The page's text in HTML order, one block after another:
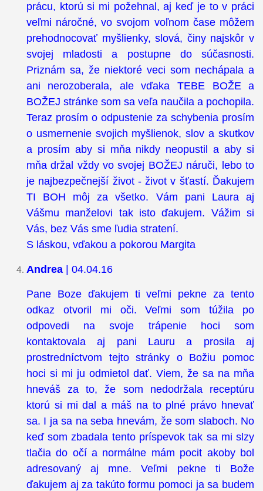
prácu, ktorú si mi požehnal, aj keď je to v práci
veľmi náročné, vo svojom voľnom čase môžem
prehodnocovať myšlienky, slová, činy najskôr v
svojej mladosti a postupne do súčasnosti.
Priznám sa, že niektoré veci som nechápala a
ani nerozoberala, ale vďaka TEBE BOŽE a
BOŽEJ stránke som sa veľa naučila a pochopila.
Teraz prosím o odpustenie za schybenia prosím
o usmernenie svojich myšlienok, slov a skutkov
a prosím aby si mňa nikdy neopustil a aby si
mňa držal vždy vo svojej BOŽEJ náruči, lebo to
je najbezpečnejší život - život v šťastí. Ďakujem
TI BOH môj za všetko. Vám pani Laura aj
Vášmu manželovi tak isto ďakujem. Vážim si
Vás, bez Vás sme ľudia stratení.
S láskou, vďakou a pokorou Margita
Andrea| 04.04.16
Pane Boze ďakujem ti veľmi pekne za tento
odkaz otvoril mi oči. Veľmi som túžila po
odpovedi na svoje trápenie hoci som
kontaktovala aj pani Lauru a prosila aj
prostredníctvom tejto stránky o Božiu pomoc
hoci si mi ju odmietol dať. Viem, že sa na mňa
hneváš za to, že som nedodržala receptúru
ktorú si mi dal a máš na to plné právo hnevať
sa. I ja sa na seba hnevám, že som slaboch. No
keď som zbadala tento príspevok tak sa mi slzy
tlačia do očí a normálne mám pocit akoby bol
adresovaný aj mne. Veľmi pekne ti Bože
ďakujem aj za takúto formu pomoci ja sa budem